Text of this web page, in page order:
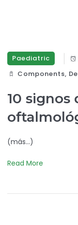
Paediatric
Components‎,
10 signos
(más…)
Read More